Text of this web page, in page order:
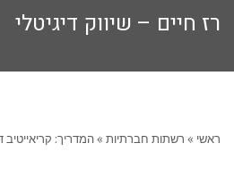
רז חיים – שיווק דיגיטלי
ראשי » רשתות חברתיות »המדריך: קריאייטיב